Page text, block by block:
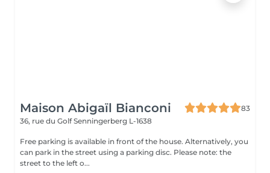
Maison Abigaïl Bianconi
83
36, rue du GolfSenningerberg L-1638
Free parking is available in front of the house. Alternatively, you
can park in the street using a parking disc. Please note: the
street to the left o...